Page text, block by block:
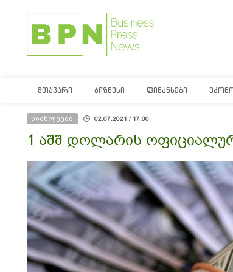
ᲛᲗᲐᲕᲐᲠᲘ ᲑᲘᲖᲜᲔᲡᲘ ᲤᲘᲜᲐᲜᲡᲔᲑᲘ
სიახლეები 02.07.2021 / 17:00
1 აშშ დოლარის